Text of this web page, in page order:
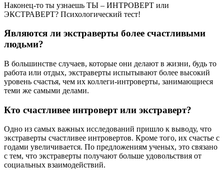
Наконец-то ты узнаешь ТЫ – ИНТРОВЕРТ или
ЭКСТРАВЕРТ? Психологический тест!
Являются ли экстраверты более счастливыми
людьми?
В большинстве случаев, которые они делают в жизни, будь то
работа или отдых, экстраверты испытывают более высокий
уровень счастья, чем их коллеги-интроверты, занимающиеся
теми же самыми делами.
Кто счастливее интроверт или экстраверт?
Одно из самых важных исследований пришло к выводу, что
экстраверты счастливее интровертов. Кроме того, их счастье с
годами увеличивается. По предложениям ученых, это связано
с тем, что экстраверты получают больше удовольствия от
социальных взаимодействий.